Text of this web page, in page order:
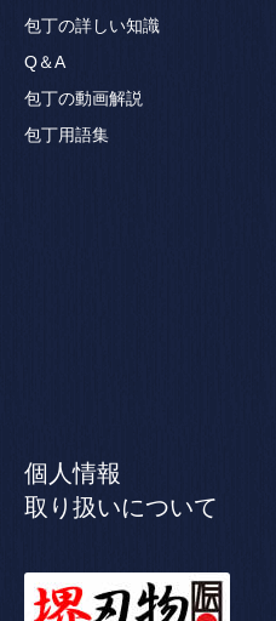
包丁の詳しい知識
Q＆A
包丁の動画解説
包丁用語集
個人情報
取り扱いについて